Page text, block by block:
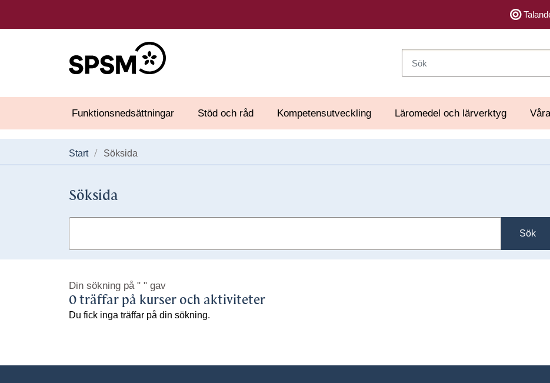
Funktionsnedsättningar Stöd och råd Kompetensutveckling Läromedel och lärverktyg
Start Söksida
Söksida
Sök
Din sökning på " " gav
0 träffar på kurser och aktiviteter
Du fick inga träffar på din sökning.